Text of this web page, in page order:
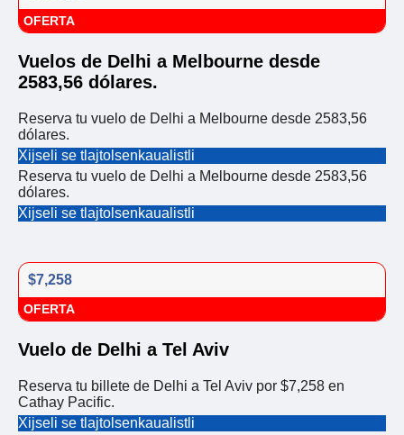
OFERTA
Vuelos de Delhi a Melbourne desde
2583,56 dólares.
Reserva tu vuelo de Delhi a Melbourne desde 2583,56
dólares.
Xijseli se tlajtolsenkaualistli
Reserva tu vuelo de Delhi a Melbourne desde 2583,56
dólares.
Xijseli se tlajtolsenkaualistli
$7,258
OFERTA
Vuelo de Delhi a Tel Aviv
Reserva tu billete de Delhi a Tel Aviv por $7,258 en
Cathay Pacific.
Xijseli se tlajtolsenkaualistli